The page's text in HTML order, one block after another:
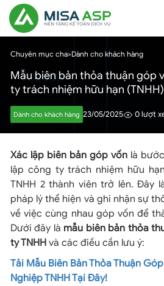
Chuyên mục cha>Dành cho khách hàng
Mẫu biên bản thỏa thuận góp
ty trách nhiệm hữu hạn (TNHH)
Dành cho khách hàng 23/05/2025 0 lượt
Xác lập biên bản góp vốn là
lập công ty trách nhiệm hữu
TNHH 2 thành viên trở lên. Đây
pháp lý thể hiện và ghi nhận sự
về việc cùng nhau góp vốn để
Dưới đây là mẫu biên bản thỏa
ty TNHH và các điều cần lưu ý:
Tải Mẫu Biên Bản Thỏa Thuận
Nghiệp TNHH Tại Đây!